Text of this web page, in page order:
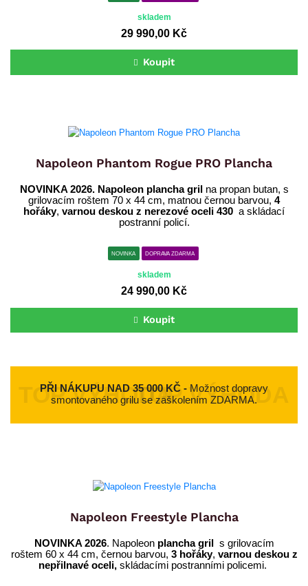
skladem
29 990,00 Kč
Koupit
Napoleon Phantom Rogue PRO Plancha
NOVINKA 2026. Napoleon plancha gril na propan butan, s
grilovacím roštem 70 x 44 cm, matnou černou barvou, 4
hořáky, varnou deskou z nerezové oceli 430 a skládací
postranní policí.
NOVINKA DOPRAVA ZDARMA
skladem
24 990,00 Kč
Koupit
PŘI NÁKUPU NAD 35 000 KČ - Možnost dopravy
smontovaného grilu se zaškolením ZDARMA.
Napoleon Freestyle Plancha
NOVINKA 2026. Napoleon plancha gril
s grilovacím
roštem 60 x 44 cm, černou barvou, 3 hořáky, varnou deskou z
nepřilnavé oceli, skládacími postranními policemi.